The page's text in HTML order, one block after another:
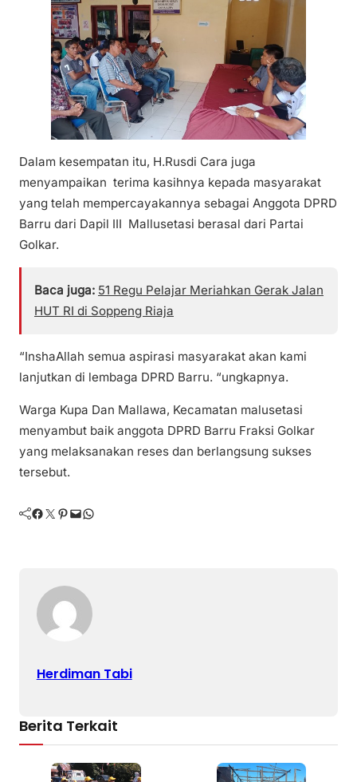
Dalam kesempatan itu, H.Rusdi Cara juga
menyampaikan terima kasihnya kepada masyarakat
yang telah mempercayakannya sebagai Anggota DPRD
Barru dari Dapil III Mallusetasi berasal dari Partai
Golkar.
Baca juga: 51 Regu Pelajar Meriahkan Gerak Jalan
HUT RI di Soppeng Riaja
“InshaAllah semua aspirasi masyarakat akan kami
lanjutkan di lembaga DPRD Barru. “ungkapnya.
Warga Kupa Dan Mallawa, Kecamatan malusetasi
menyambut baik anggota DPRD Barru Fraksi Golkar
yang melaksanakan reses dan berlangsung sukses
tersebut.
Facebook Twitter Pinterest Mail WhatsApp
Herdiman Tabi
Berita Terkait